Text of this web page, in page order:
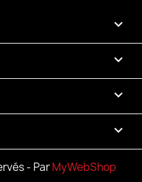



keyboard_arrow_down
- ParMyWebShop